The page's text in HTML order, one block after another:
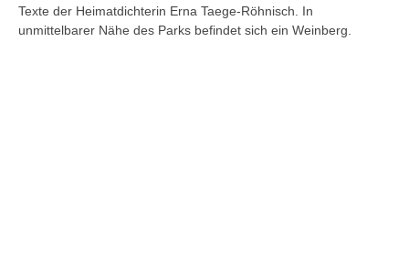
Texte der Heimatdichterin Erna Taege-Röhnisch. In
unmittelbarer Nähe des Parks befindet sich ein Weinberg.